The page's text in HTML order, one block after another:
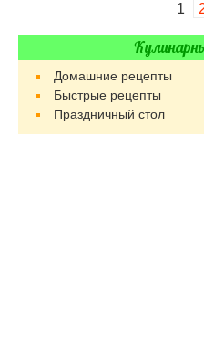
1
Домашние рецепты
Быстрые рецепты
Праздничный стол